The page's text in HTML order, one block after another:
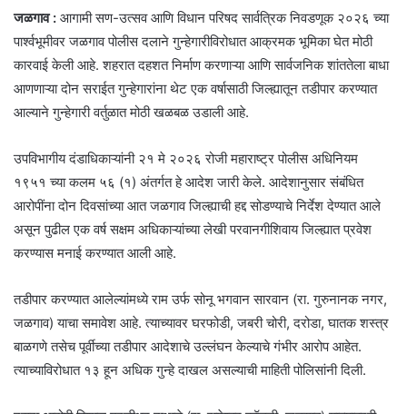
जळगाव : आगामी सण-उत्सव आणि विधान परिषद सार्वत्रिक निवडणूक २०२६ च्या
पार्श्वभूमीवर जळगाव पोलीस दलाने गुन्हेगारीविरोधात आक्रमक भूमिका घेत मोठी
कारवाई केली आहे. शहरात दहशत निर्माण करणाऱ्या आणि सार्वजनिक शांततेला बाधा
आणणाऱ्या दोन सराईत गुन्हेगारांना थेट एक वर्षासाठी जिल्ह्यातून तडीपार करण्यात
आल्याने गुन्हेगारी वर्तुळात मोठी खळबळ उडाली आहे.
उपविभागीय दंडाधिकाऱ्यांनी २१ मे २०२६ रोजी महाराष्ट्र पोलीस अधिनियम
१९५१ च्या कलम ५६ (१) अंतर्गत हे आदेश जारी केले. आदेशानुसार संबंधित
आरोपींना दोन दिवसांच्या आत जळगाव जिल्ह्याची हद्द सोडण्याचे निर्देश देण्यात आले
असून पुढील एक वर्ष सक्षम अधिकाऱ्यांच्या लेखी परवानगीशिवाय जिल्ह्यात प्रवेश
करण्यास मनाई करण्यात आली आहे.
तडीपार करण्यात आलेल्यांमध्ये राम उर्फ सोनू भगवान सारवान (रा. गुरुनानक नगर,
जळगाव) याचा समावेश आहे. त्याच्यावर घरफोडी, जबरी चोरी, दरोडा, घातक शस्त्र
बाळगणे तसेच पूर्वीच्या तडीपार आदेशाचे उल्लंघन केल्याचे गंभीर आरोप आहेत.
त्याच्याविरोधात १३ हून अधिक गुन्हे दाखल असल्याची माहिती पोलिसांनी दिली.